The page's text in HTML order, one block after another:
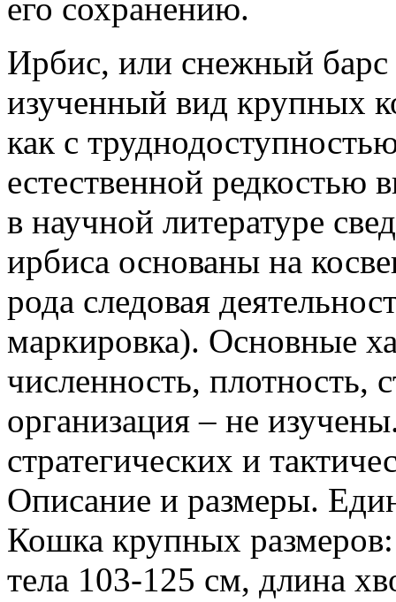
его сохранению.
Ирбис, или снежный
изученный вид крупных
как с
естественной
в научной литературе
ирбиса основаны на
рода следовая
маркировка). Основные
численность, плотность,
организация – не
стратегических и
Описание и размеры.
Кошка крупных
тела 103-125 см, длина